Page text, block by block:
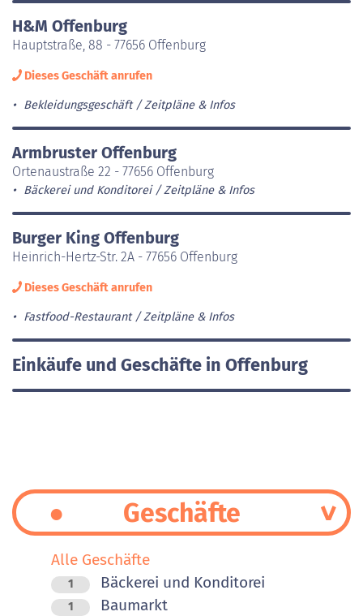
H&M Offenburg
Hauptstraße, 88 - 77656 Offenburg
Dieses Geschäft anrufen
Bekleidungsgeschäft Zeitpläne & Infos
Armbruster Offenburg
Ortenaustraße 22 - 77656 Offenburg
Bäckerei und Konditorei Zeitpläne & Infos
Burger King Offenburg
Heinrich-Hertz-Str. 2A - 77656 Offenburg
Dieses Geschäft anrufen
Fastfood-Restaurant Zeitpläne & Infos
Einkäufe und Geschäfte in Offenburg
Geschäfte
Alle Geschäfte
1 Bäckerei und Konditorei
1 Baumarkt